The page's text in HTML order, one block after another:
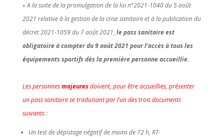
« A la suite de la promulgation de la loi n°2021-1040 du 5 août
2021 relative à la gestion de la crise sanitaire et à la publication du
décret 2021-1059 du 7 août 2021, le pass sanitaire est
obligatoire à compter du 9 août 2021 pour l’accès à tous les
équipements sportifs dès la première personne accueillie.
Les personnesmajeuresdoivent, pour être accueillies, présenter
un pass sanitaire se traduisant par l’un des trois documents
suivants:
Un test de dépistage négatif de moins de 72 h, RT-